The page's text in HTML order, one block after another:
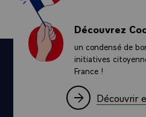
Découvrez
un condensé de
initiatives
France !
Découvrir